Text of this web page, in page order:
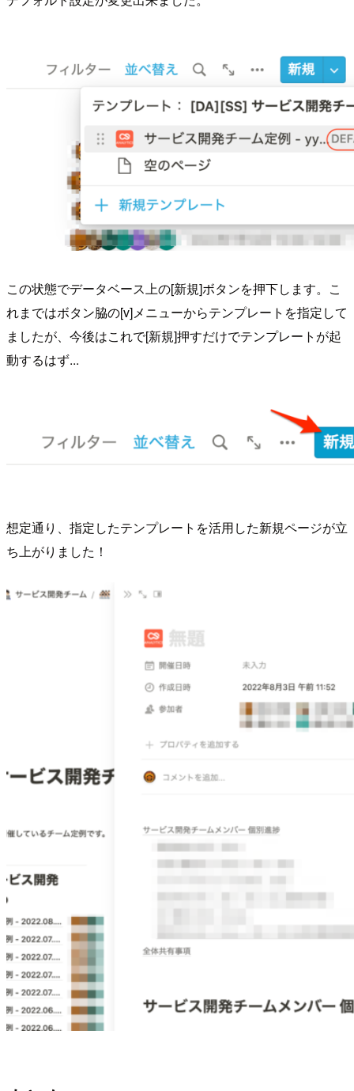
この状態でデータベース上の[新規]ボタンを押下します。こ
れまではボタン脇の[v]メニューからテンプレートを指定して
ましたが、今後はこれで[新規]押すだけでテンプレートが起
動するはず...
想定通り、指定したテンプレートを活用した新規ページが立
ち上がりました！